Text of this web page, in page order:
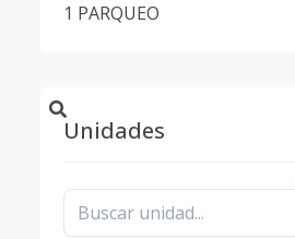
1 PARQUEO
Unidades